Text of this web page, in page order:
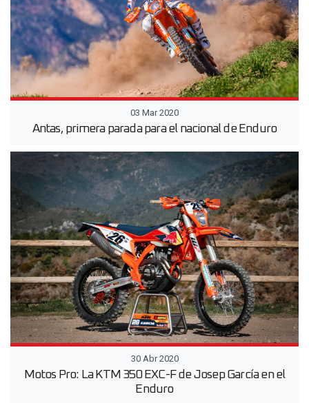
03 Mar 2020
Antas, primera parada para el nacional de Enduro
30 Abr 2020
Motos Pro: La KTM 350 EXC-F de Josep García en el
Enduro